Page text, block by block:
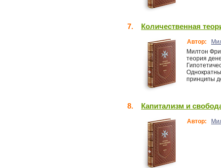
7. Количественная
Автор:
Милтон
теория
принципы
8. Капитализм и
Автор: